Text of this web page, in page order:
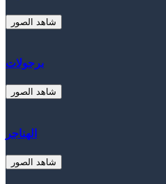
شاهد الصور
برجولات
شاهد الصور
الهناجر
شاهد الصور